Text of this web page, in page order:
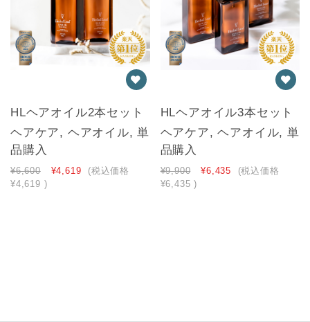
HLヘアオイル2本セット
ヘアケア, ヘアオイル, 単
品購入
¥6,600 ¥4,619
(税込価格
¥4,619 )
HLヘアオイル3本セット
ヘアケア, ヘアオイル, 単
品購入
¥9,900 ¥6,435
(税込価格
¥6,435 )